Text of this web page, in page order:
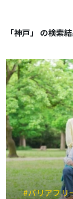
「神戸」 の検索
#バリアフ